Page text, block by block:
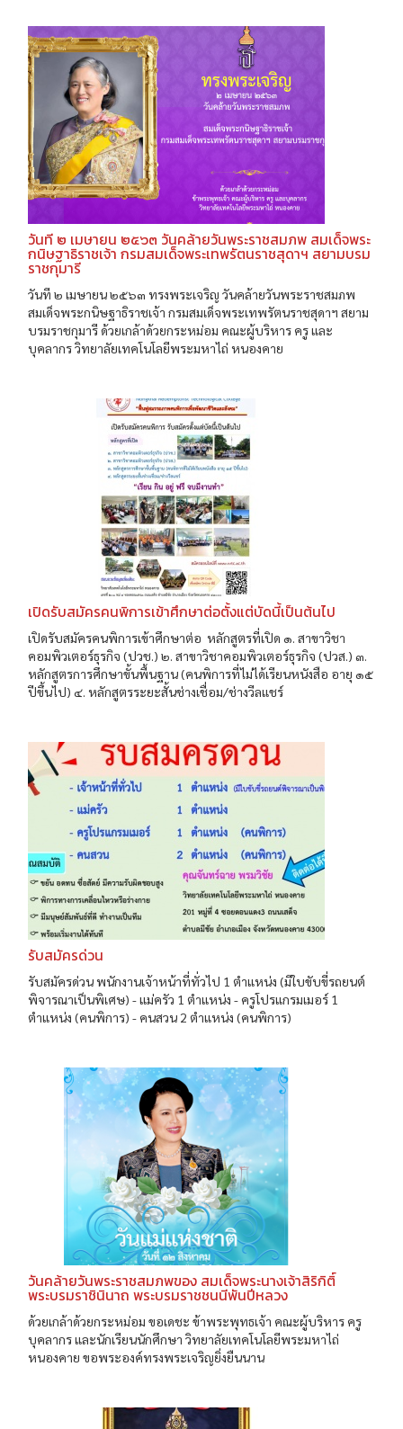
วันที ๒ เมษายน ๒๕๖๓ วันคล้ายวันพระราชสมภพ สมเด็จพระ
กนิษฐาธิราชเจ้า กรมสมเด็จพระเทพรัตนราชสุดาฯ สยามบรม
ราชกุมารี
วันที ๒ เมษายน ๒๕๖๓ ทรงพระเจริญ วันคล้ายวันพระราชสมภพ
สมเด็จพระกนิษฐาธิราชเจ้า กรมสมเด็จพระเทพรัตนราชสุดาฯ สยาม
บรมราชกุมารี ด้วยเกล้าด้วยกระหม่อม คณะผู้บริหาร ครู และ
บุคลากร วิทยาลัยเทคโนโลยีพระมหาไถ่ หนองคาย
เปิดรับสมัครคนพิการเข้าศึกษาต่อตั้งแต่บัดนี้เป็นต้นไป
เปิดรับสมัครคนพิการเข้าศึกษาต่อ หลักสูตรที่เปิด ๑. สาขาวิชา
คอมพิวเตอร์ธุรกิจ (ปวช.) ๒. สาขาวิชาคอมพิวเตอร์ธุรกิจ (ปวส.) ๓.
หลักสูตรการศึกษาขั้นพื้นฐาน (คนพิการที่ไม่ได้เรียนหนังสือ อายุ ๑๕
ปีขึ้นไป) ๔. หลักสูตรระยะสั้นช่างเชื่อม/ช่างวีลแชร์
รับสมัครด่วน
รับสมัครด่วน พนักงานเจ้าหน้าที่ทั่วไป 1 ตำแหน่ง (มีใบขับขี่รถยนต์
พิจารณาเป็นพิเศษ) - แม่ครัว 1 ตำแหน่ง - ครูโปรแกรมเมอร์ 1
ตำแหน่ง (คนพิการ) - คนสวน 2 ตำแหน่ง (คนพิการ)
วันคล้ายวันพระราชสมภพของ สมเด็จพระนางเจ้าสิริกิติ์
พระบรมราชินินาถ พระบรมราชชนนีพันปีหลวง
ด้วยเกล้าด้วยกระหม่อม ขอเดชะ ข้าพระพุทธเจ้า คณะผู้บริหาร ครู
บุคลากร และนักเรียนนักศึกษา วิทยาลัยเทคโนโลยีพระมหาไถ่
หนองคาย ขอพระองค์ทรงพระเจริญยิ่งยืนนาน